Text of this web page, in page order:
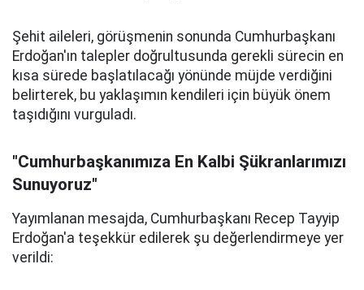
Şehit aileleri, görüşmenin sonunda Cumhurbaşkanı
Erdoğan'ın talepler doğrultusunda gerekli sürecin en
kısa sürede başlatılacağı yönünde müjde verdiğini
belirterek, bu yaklaşımın kendileri için büyük önem
taşıdığını vurguladı.
"Cumhurbaşkanımıza En Kalbi Şükranlarımızı
Sunuyoruz"
Yayımlanan mesajda, Cumhurbaşkanı Recep Tayyip
Erdoğan'a teşekkür edilerek şu değerlendirmeye yer
verildi: